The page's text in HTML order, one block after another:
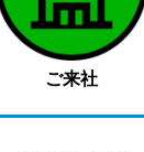
ご来社